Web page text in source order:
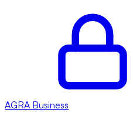
AGRA Business